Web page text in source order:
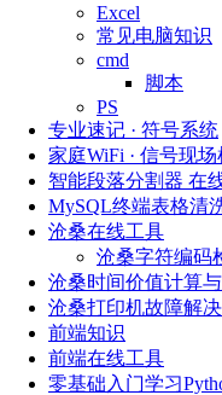
Excel
常见电脑知识
cmd
脚本
PS
专业速记 · 符号系统
家庭WiFi · 信号现场
智能段落分割器 在
MySQL终端表格清
沧桑在线工具
沧桑字符编码
沧桑时间价值计算
沧桑打印机故障解
前端知识
前端在线工具
零基础入门学习